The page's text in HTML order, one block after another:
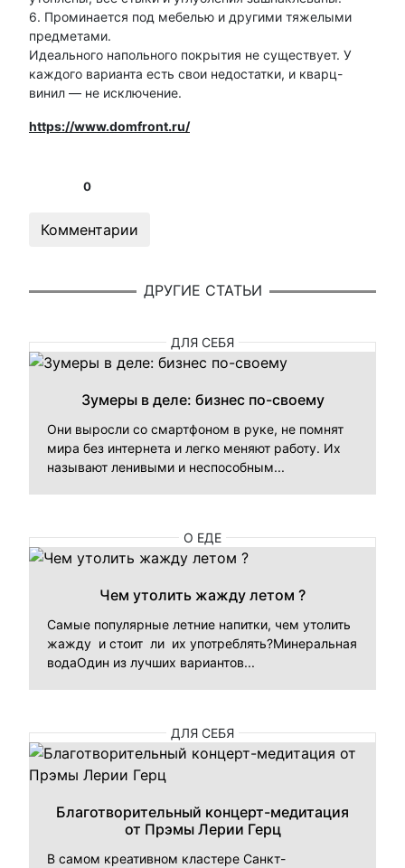
6. Проминается под мебелью и другими тяжелыми
предметами.
Идеального напольного покрытия не существует. У
каждого варианта есть свои недостатки, и кварц-
винил — не исключение.
https://www.domfront.ru/
0
Комментарии
ДРУГИЕ СТАТЬИ
ДЛЯ СЕБЯ
Зумеры в деле: бизнес по-своему
Они выросли со смартфоном в руке, не помнят
мира без интернета и легко меняют работу. Их
называют ленивыми и неспособным...
О ЕДЕ
Чем утолить жажду летом ?
Самые популярные летние напитки, чем утолить
жажду и стоит ли их употреблять?Минеральная
водаОдин из лучших вариантов...
ДЛЯ СЕБЯ
Благотворительный концерт-медитация
от Прэмы Лерии Герц
В самом креативном кластере Санкт-